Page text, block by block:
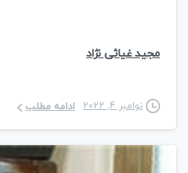
مجید غیاثی نژاد
نوامبر 4, 2022 ادامه مطلب